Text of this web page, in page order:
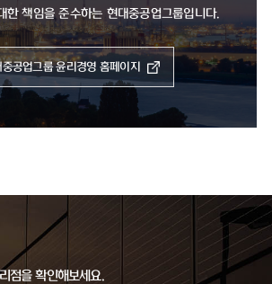
한 책임을 준수하는 현대중공업그룹입니다.
공업그룹 윤리경영 홈페이지
점을 확인해보세요.